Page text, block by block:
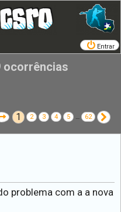
Entrar
ocorrências
avançada
Página 1de62
1 2 3 4 5 … 62
problema com a a nova